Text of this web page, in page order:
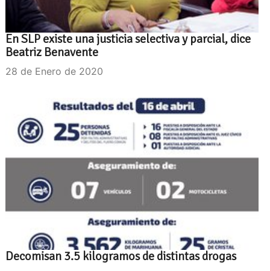
En SLP existe una justicia selectiva y parcial, dice
Beatriz Benavente
28 de Enero de 2020
Decomisan 3.5 kilogramos de distintas drogas